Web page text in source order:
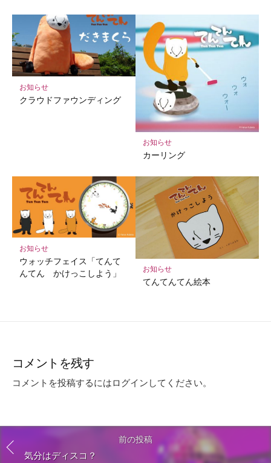
お知らせ
クラウドファウンディング
お知らせ
カーリング
お知らせ
ウォッチフェイス「てんて
んてん かけっこしよう」
お知らせ
てんてんてん絵本
コメントを残す
コメントを投稿するにはログイン してください。
前の投稿
気分はディスコ？